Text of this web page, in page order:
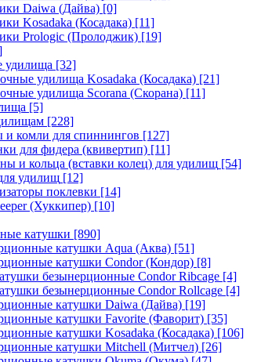
Daiwa (Дайва) [0]
Kosadaka (Косадака) [11]
Prologic (Пролоджик) [19]
удилища [32]
удилища Kosadaka (Косадака) [21]
удилища Scorana (Скорана) [11]
[5]
[228]
и комли для спиннингов [127]
для фидера (квивертип) [11]
и кольца (вставки колец) для удилищ [54]
удилищ [12]
поклевки [14]
(Хуккипер) [10]
катушки [890]
катушки Aqua (Аква) [51]
катушки Condor (Кондор) [8]
безынерционные Condor Ribcage [4]
безынерционные Condor Rollcage [4]
катушки Daiwa (Дайва) [19]
катушки Favorite (Фаворит) [35]
катушки Kosadaka (Косадака) [106]
катушки Mitchell (Митчел) [26]